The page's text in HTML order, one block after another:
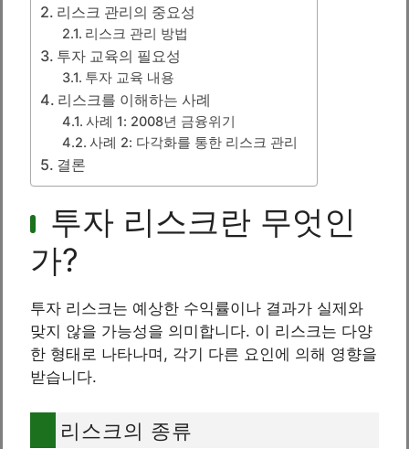
리스크 관리의 중요성
리스크 관리 방법
투자 교육의 필요성
투자 교육 내용
리스크를 이해하는 사례
사례 1: 2008년 금융위기
사례 2: 다각화를 통한 리스크 관리
결론
투자 리스크란 무엇인
가?
투자 리스크는 예상한 수익률이나 결과가 실제와
맞지 않을 가능성을 의미합니다. 이 리스크는 다양
한 형태로 나타나며, 각기 다른 요인에 의해 영향을
받습니다.
리스크의 종류